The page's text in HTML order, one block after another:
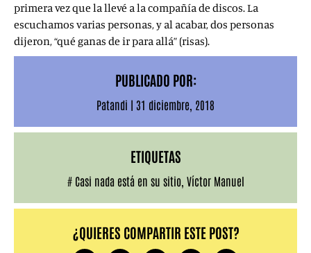
primera vez que la llevé a la compañía de discos. La
escuchamos varias personas, y al acabar, dos personas
dijeron, “qué ganas de ir para allá” (risas).
PUBLICADO POR:
Patandi | 31 diciembre, 2018
ETIQUETAS
# Casi nada está en su sitio, Víctor Manuel
¿QUIERES COMPARTIR ESTE POST?